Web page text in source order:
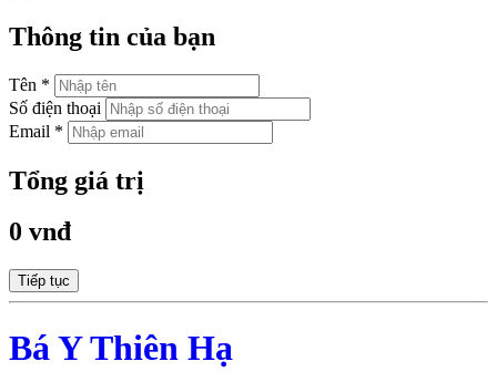
Thông tin của bạn
Tên *
Số điện thoại
Email *
Tổng giá trị
0 vnđ
Tiếp tục
Bá Y Thiên Hạ